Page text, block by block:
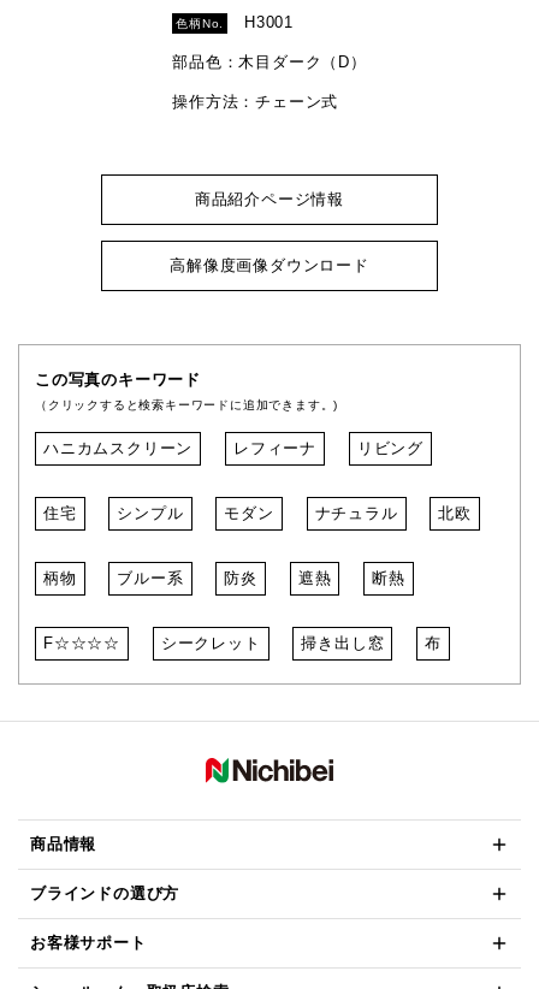
色柄No. H3001
部品色：木目ダーク（D）
操作方法：チェーン式
商品紹介ページ情報
高解像度画像ダウンロード
この写真のキーワード
（クリックすると検索キーワードに追加できます。)
ハニカムスクリーン レフィーナ リビング
住宅 シンプル モダン ナチュラル 北欧
柄物 ブルー系 防炎 遮熱 断熱
F☆☆☆☆ シークレット 掃き出し窓 布
商品情報
ブラインドの選び方
お客様サポート